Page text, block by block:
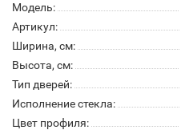
Модель:
Артикул:
Ширина, см:
Высота, см:
Тип дверей:
Исполнение стекла:
Цвет профиля: